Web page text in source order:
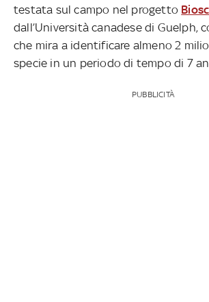
testata sul campo nel progetto
dall’Università canadese di Guelph,
che mira a identificare almeno 2
specie in un periodo di tempo di 7
PUBBLICITÀ